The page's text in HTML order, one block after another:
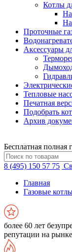
Котлы
Проточные
Аксессуары
Тепловые
Печатная
Подобрать
Архив
Бесплатная полная
8 (495) 150 57 75
Главная
Газовые
более 60 лет
репутации на рынке